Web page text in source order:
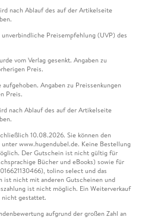
nach Ablauf des auf der Artikelseite
Preisempfehlung (UVP) des
vom Verlag gesenkt. Angaben zu
Preis.
Angaben zu Preissenkungen
Preis.
nach Ablauf des auf der Artikelseite
10.08.2026. Sie können den
www.hugendubel.de. Keine Bestellung
Der Gutschein ist nicht gültig für
Bücher und eBooks) sowie für
tolino select und das
ist nicht mit anderen Gutscheinen und
ist nicht möglich. Ein Weiterverkauf
nicht gestattet.
aufgrund der großen Zahl an